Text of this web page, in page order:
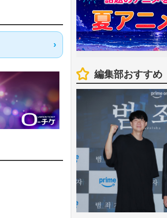
編集部おすすめ